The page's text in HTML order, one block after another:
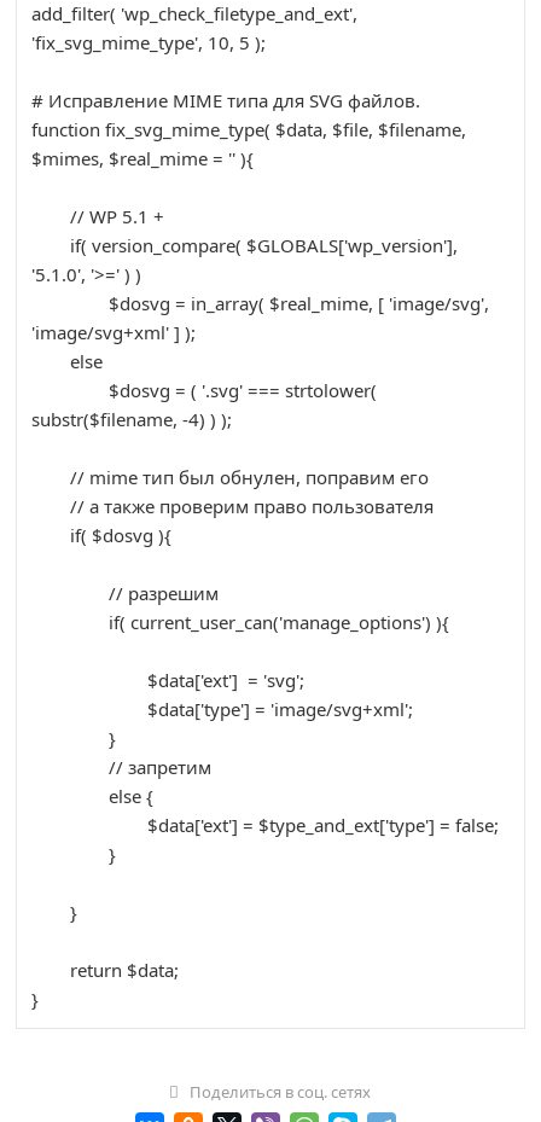
add_filter( 'wp_check_filetype_and_ext',
'fix_svg_mime_type', 10, 5 );
# Исправление MIME типа для SVG файлов.
function fix_svg_mime_type( $data, $file, $filename
$mimes, $real_mime = '' ){
// WP 5.1 +
if( version_compare( $GLOBALS['wp_version'],
'5.1.0', '>=' ) )
$dosvg = in_array( $real_mime, [ 'image/svg',
'image/svg+xml' ] );
else
$dosvg = ( '.svg' === strtolower(
substr($filename, -4) ) );
// mime тип был обнулен, поправим его
// а также проверим право пользователя
if( $dosvg ){
// разрешим
if( current_user_can('manage_options') ){
$data['ext'] = 'svg';
$data['type'] = 'image/svg+xml';
}
// запретим
else {
$data['ext'] = $type_and_ext['type'] = false;
}
}
return $data;
}
Поделиться в соц. сетях